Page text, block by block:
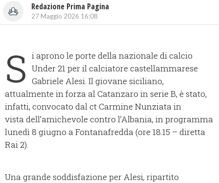
Redazione Prima Pagina
27 Maggio 2026 16:08
S i aprono le porte della nazionale di calcio
Under 21 per il calciatore castellammarese
Gabriele Alesi. Il giovane siciliano,
attualmente in forza al Catanzaro in serie B, è stato,
infatti, convocato dal ct Carmine Nunziata in
vista dell’amichevole contro l’Albania, in programma
lunedì 8 giugno a Fontanafredda (ore 18.15 – diretta
Rai 2).
Una grande soddisfazione per Alesi, ripartito